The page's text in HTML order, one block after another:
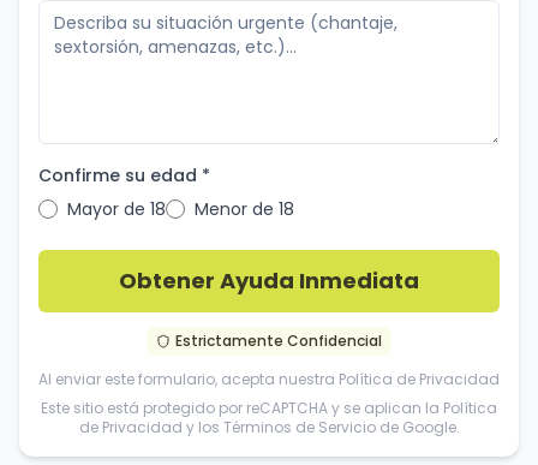
Confirme su edad *
Mayor de 18
Menor de 18
Obtener Ayuda Inmediata
Estrictamente Confidencial
Al enviar este formulario, acepta nuestra Política de Privacidad
Este sitio está protegido por reCAPTCHA y se aplican la Política
de Privacidad y los Términos de Servicio de Google.